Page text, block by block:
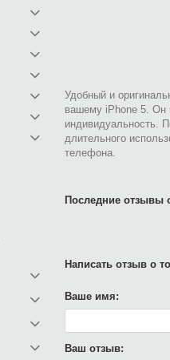
Удобный и
вашему iPhone 5. Он
индивидуальность.
длительного
телефона.
Последние отзывы
Написать отзыв о
Ваше имя:
Ваш отзыв: